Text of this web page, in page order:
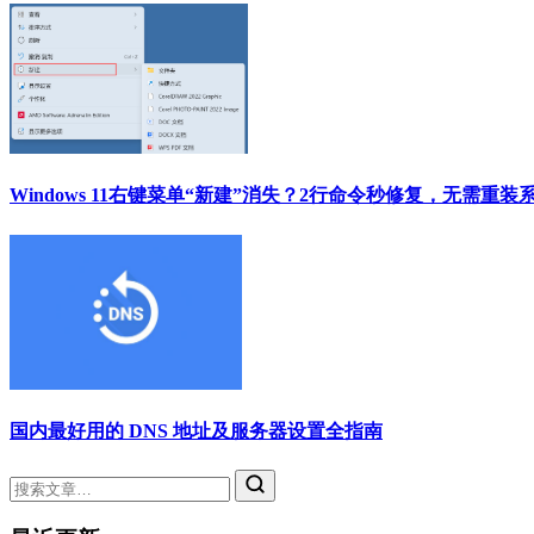
Windows 11右键菜单“新建”消失？2行命令秒修复，无需重装
国内最好用的 DNS 地址及服务器设置全指南